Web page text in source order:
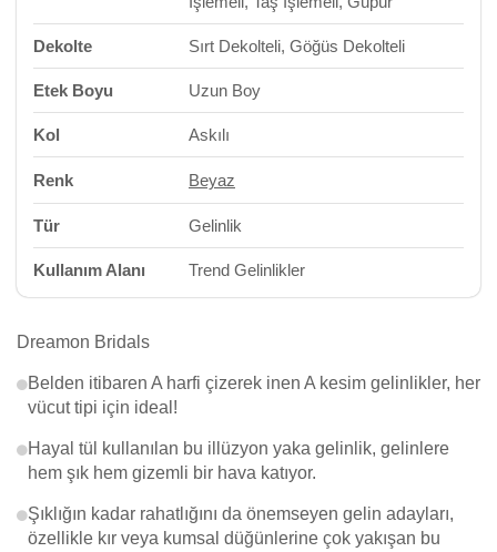
Dekolte Sırt Dekolteli, Göğüs Dekolteli
Etek Boyu Uzun Boy
Kol Askılı
Renk Beyaz
Tür Gelinlik
Kullanım Alanı Trend Gelinlikler
Dreamon Bridals
Belden itibaren A harfi çizerek inen A kesim gelinlikler, her
vücut tipi için ideal!
Hayal tül kullanılan bu illüzyon yaka gelinlik, gelinlere
hem şık hem gizemli bir hava katıyor.
Şıklığın kadar rahatlığını da önemseyen gelin adayları,
özellikle kır veya kumsal düğünlerine çok yakışan bu